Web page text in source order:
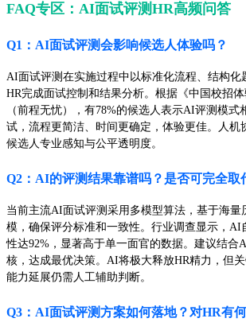
FAQ专区：AI面试评测HR高频问答
Q1：AI面试评测会影响候选人体验吗？
AI面试评测在实施过程中以标准化流程、结构化
HR完成面试控制和结果分析。根据《中国校招体
（前程无忧），有78%的候选人表示AI评测模式
试，流程更简洁、时间更确定，体验更佳。人机
候选人专业感知与公平透明度。
Q2：AI的评测结果靠谱吗？是否可完全取
当前主流AI面试评测采用多模型算法，基于海量
模，确保评分标准和一致性。行业调查显示，AI
性达92%，显著高于单一面官的数据。建议结合
核，达成最优决策。AI将极大释放HR精力，但关
能力延展仍需人工辅助判断。
Q3：AI面试评测方案如何落地？对HR有